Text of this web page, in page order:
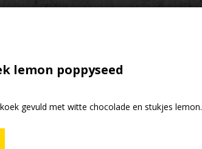
lemon poppyseed
gevuld met witte chocolade en stukjes lemon.